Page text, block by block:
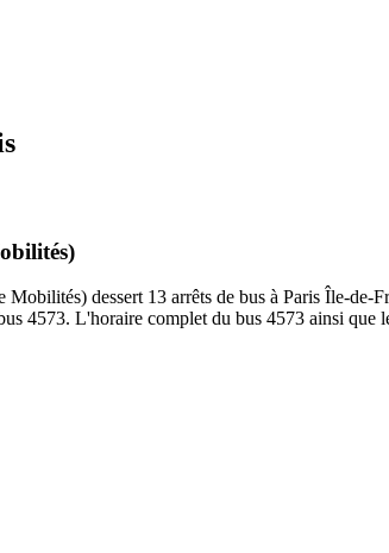
dessert 13 arrêts de bus à Paris Île-de-
4573. L'horaire complet du bus 4573 ainsi que